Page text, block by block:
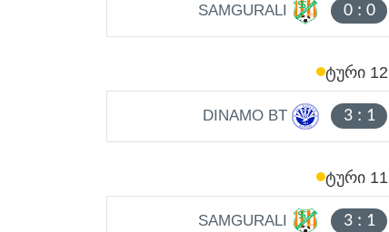
SAMGURALI 0: 0
ᲢᲣᲠᲘ 12
DINAMO BT 3: 1
ᲢᲣᲠᲘ 11
SAMGURALI 3: 1